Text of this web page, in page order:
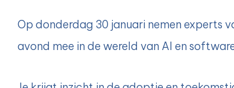
Op donderdag 30 januari nemen experts
avond mee in de wereld van AI en